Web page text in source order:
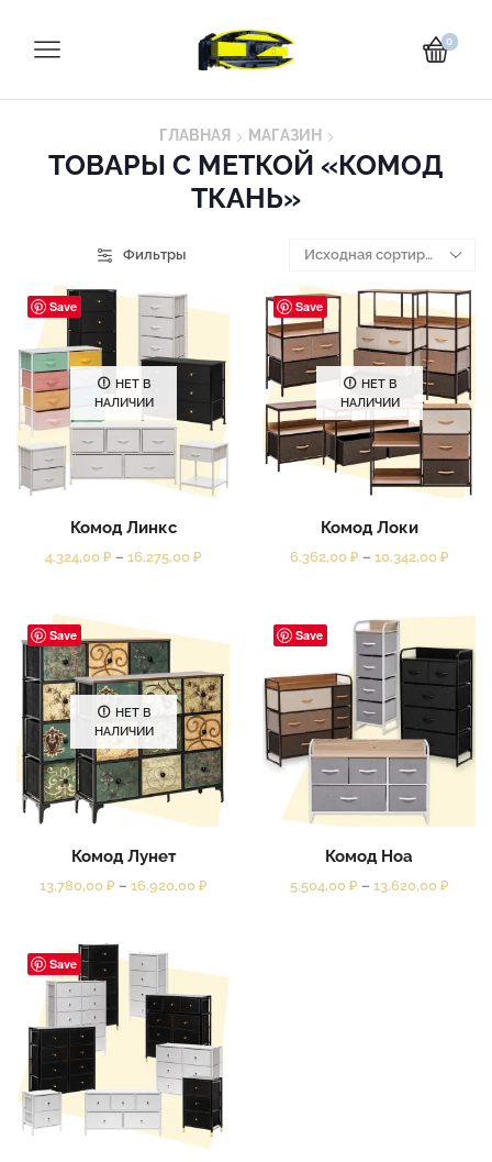
0
ГЛАВНАЯ МАГАЗИН
ТОВАРЫ С МЕТКОЙ «КОМОД
ТКАНЬ»
Фильтры
Save
НЕТ В
НАЛИЧИИ
Комод Линкс
4.324,00 ₽ – 16.275,00 ₽
Save
НЕТ В
НАЛИЧИИ
Комод Локи
6.362,00 ₽ – 10.342,00 ₽
Save
НЕТ В
НАЛИЧИИ
Комод Лунет
13.780,00 ₽ – 16.920,00 ₽
Save
Комод Ноа
5.504,00 ₽ – 13.620,00 ₽
Save